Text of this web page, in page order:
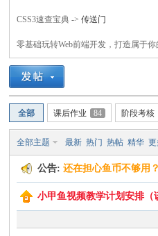
论
CSS3速查宝典 ->传送门
零基础玩转Web前端开发，打造属于你
全部 课后作业 84 阶段考核
全部主题 最新 热门 热帖 精华 更
公告:还在担心鱼币不够用
小甲鱼视频教学计划安排（